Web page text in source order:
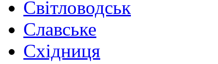
Світловодськ
Славське
Східниця